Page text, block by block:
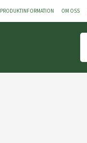
PRODUKTINFORMATION OM OSS